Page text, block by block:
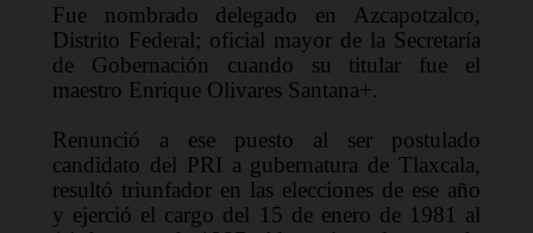
Fue nombrado delegado en Azcapotzalco,
Distrito Federal; oficial mayor de la Secretaría
de Gobernación cuando su titular fue el
maestro Enrique Olivares Santana+.
Renunció a ese puesto al ser postulado
candidato del PRI a gubernatura de Tlaxcala,
resultó triunfador en las elecciones de ese año
y ejerció el cargo del 15 de enero de 1981 al